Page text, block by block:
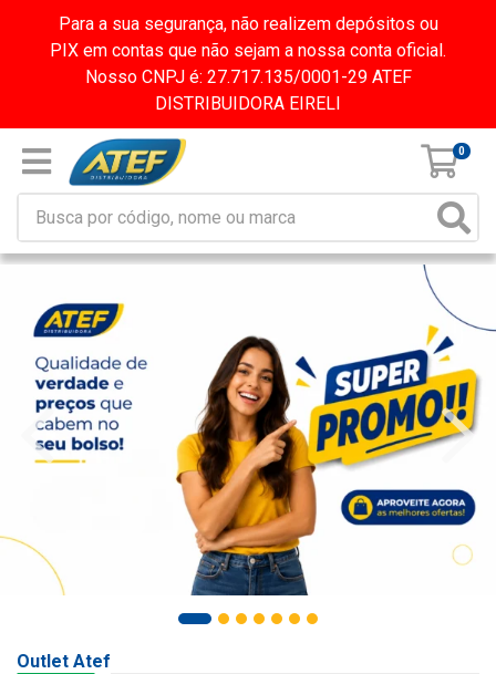
Para a sua segurança, não realizem depósitos ou
PIX em contas que não sejam a nossa conta oficial.
Nosso CNPJ é: 27.717.135/0001-29 ATEF
DISTRIBUIDORA EIRELI
0
Outlet Atef